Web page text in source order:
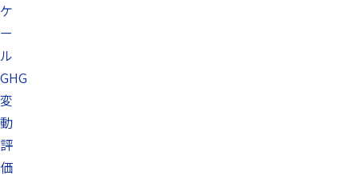
ケ
ー
ル
GHG
変
動
評
価